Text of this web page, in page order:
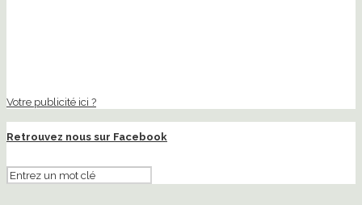
Votre publicité ici ?
Retrouvez nous sur Facebook